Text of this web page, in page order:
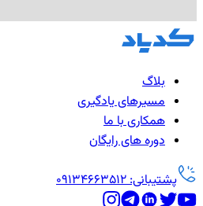
بلاگ
مسیرهای یادگیری
همکاری با ما
دوره های رایگان
پشتیبانی: 09134663512